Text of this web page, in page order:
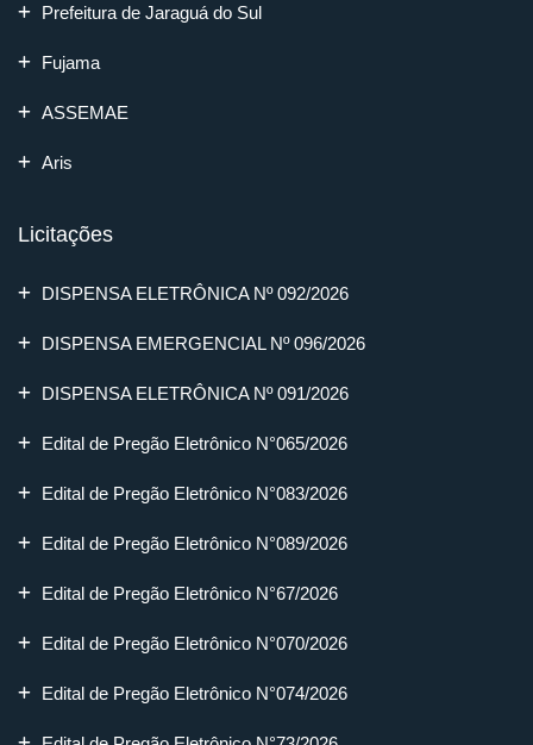
Prefeitura de Jaraguá do Sul
Fujama
ASSEMAE
Aris
Licitações
DISPENSA ELETRÔNICA Nº 092/2026
DISPENSA EMERGENCIAL Nº 096/2026
DISPENSA ELETRÔNICA Nº 091/2026
Edital de Pregão Eletrônico N°065/2026
Edital de Pregão Eletrônico N°083/2026
Edital de Pregão Eletrônico N°089/2026
Edital de Pregão Eletrônico N°67/2026
Edital de Pregão Eletrônico N°070/2026
Edital de Pregão Eletrônico N°074/2026